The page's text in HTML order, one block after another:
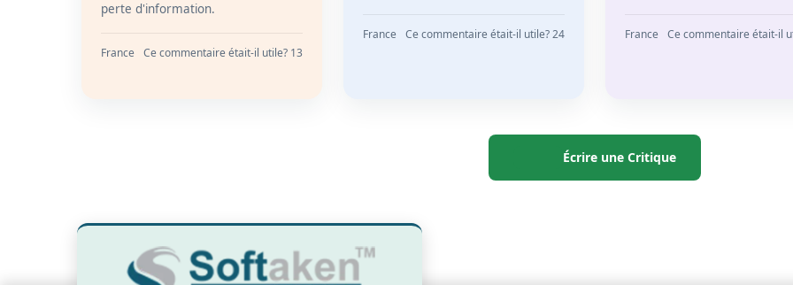
perte d'information.
France Ce commentaire était-il utile? 13
France Ce commentaire était-il utile? 24 France Ce commentaire était-il
Écrire une Critique